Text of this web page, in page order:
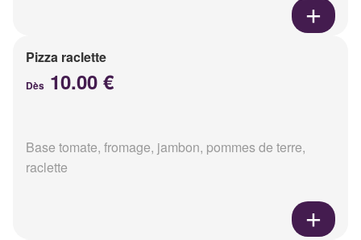
Pizza raclette
Dès 10.00 €
Base tomate, fromage, jambon, pommes de terre,
raclette